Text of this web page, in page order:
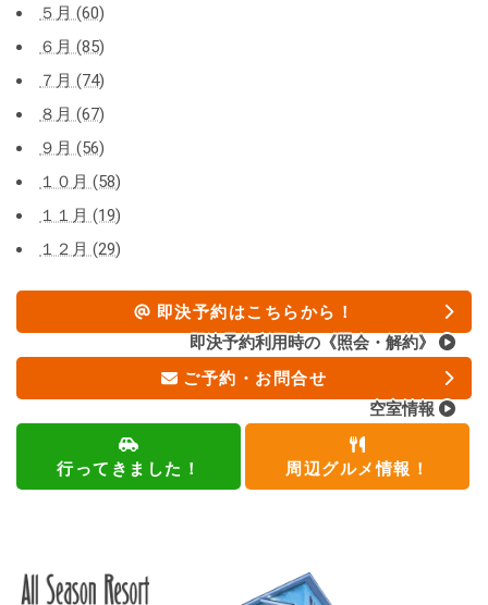
５月 (60)
６月 (85)
７月 (74)
８月 (67)
９月 (56)
１０月 (58)
１１月 (19)
１２月 (29)
即決予約はこちらから！
即決予約利用時の《照会・解約》
ご予約・お問合せ
空室情報
行ってきました！ 周辺グルメ情報！